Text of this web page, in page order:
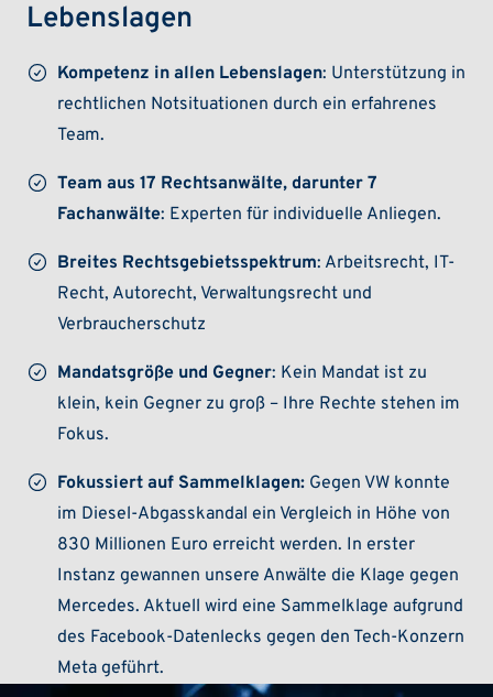
Lebenslagen
Kompetenz in allen Lebenslagen: Unterstützung in
rechtlichen Notsituationen durch ein erfahrenes
Team.
Team aus 17 Rechtsanwälte, darunter 7
Fachanwälte: Experten für individuelle Anliegen.
Breites Rechtsgebietsspektrum: Arbeitsrecht, IT-
Recht, Autorecht, Verwaltungsrecht und
Verbraucherschutz
Mandatsgröße und Gegner: Kein Mandat ist zu
klein, kein Gegner zu groß – Ihre Rechte stehen im
Fokus.
Fokussiert auf Sammelklagen: Gegen VW konnte
im Diesel-Abgasskandal ein Vergleich in Höhe von
830 Millionen Euro erreicht werden. In erster
Instanz gewannen unsere Anwälte die Klage gegen
Mercedes. Aktuell wird eine Sammelklage aufgrund
des Facebook-Datenlecks gegen den Tech-Konzern
Meta geführt.